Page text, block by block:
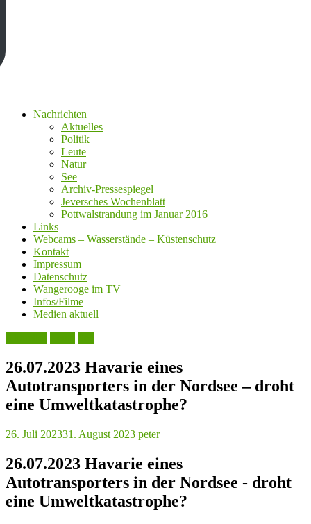
Nachrichten
Aktuelles
Politik
Leute
Natur
See
Archiv-Pressespiegel
Jeversches Wochenblatt
Pottwalstrandung im Januar 2016
Links
Webcams – Wasserstände – Küstenschutz
Kontakt
Impressum
Datenschutz
Wangerooge im TV
Infos/Filme
Medien aktuell
26.07.2023 Havarie eines
Autotransporters in der Nordsee – droht
eine Umweltkatastrophe?
26. Juli 202331. August 2023 peter
26.07.2023 Havarie eines
Autotransporters in der Nordsee - droht
eine Umweltkatastrophe?